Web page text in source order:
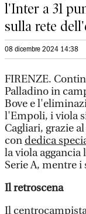
l'Inter a 31
sulla rete
08 dicembre 2024 14:38
FIRENZE.
Palladino in
Bove e
l'Empoli, i viola
Cagliari, grazie
con dedica
la viola
Serie A, mentre
Il retroscena
Il